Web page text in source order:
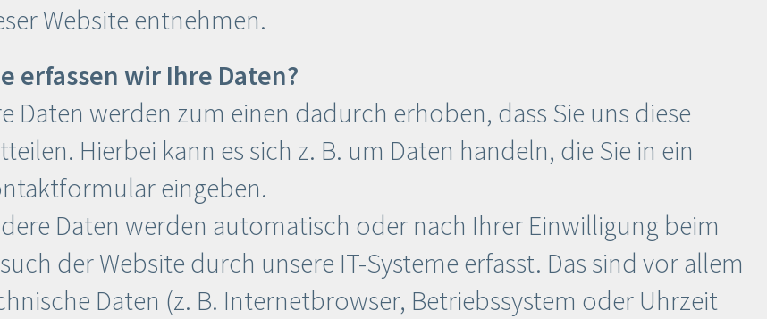
Website entnehmen.
erfassen wir Ihre Daten?
Daten werden zum einen dadurch erhoben, dass Sie uns diese
Hierbei kann es sich z. B. um Daten handeln, die Sie in ein
eingeben.
Daten werden automatisch oder nach Ihrer Einwilligung beim
der Website durch unsere IT-Systeme erfasst. Das sind vor allem
Daten (z. B. Internetbrowser, Betriebssystem oder Uhrzeit